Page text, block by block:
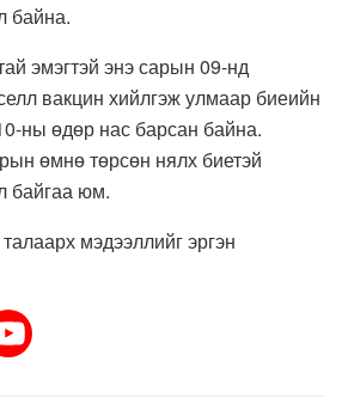
байна.
эмэгтэй энэ сарын 09-нд
вакцин хийлгэж улмаар биеийн
ны өдөр нас барсан байна.
өмнө төрсөн нялх биетэй
байгаа юм.
мэдээллийг эргэн